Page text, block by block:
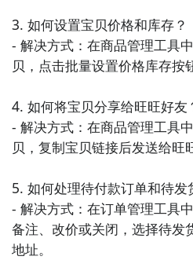
的商品，并享受到特价折扣和
7. 《唯品会》- 唯品会是一家
装、鞋包、家居用品等。唯品
品，用户可以以更低的价格购
购物平台，用户可以在平台上
质商品。考拉海购提供了海外
用户可以享受到品质保证的海
3. 如何设置宝贝价格和库存？
- 解决方式：在商品管理工具
贝，点击批量设置价格库存按
4. 如何将宝贝分享给旺旺好友
- 解决方式：在商品管理工具
贝，复制宝贝链接后发送给旺
5. 如何处理待付款订单和待发
- 解决方式：在订单管理工具
备注、改价或关闭，选择待发
地址。